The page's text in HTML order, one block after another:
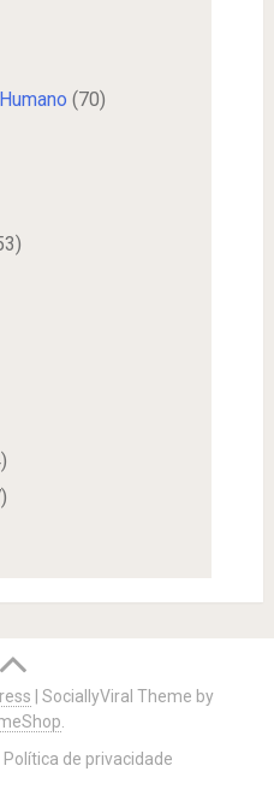
(70)
|SociallyViral Theme by
Política de privacidade